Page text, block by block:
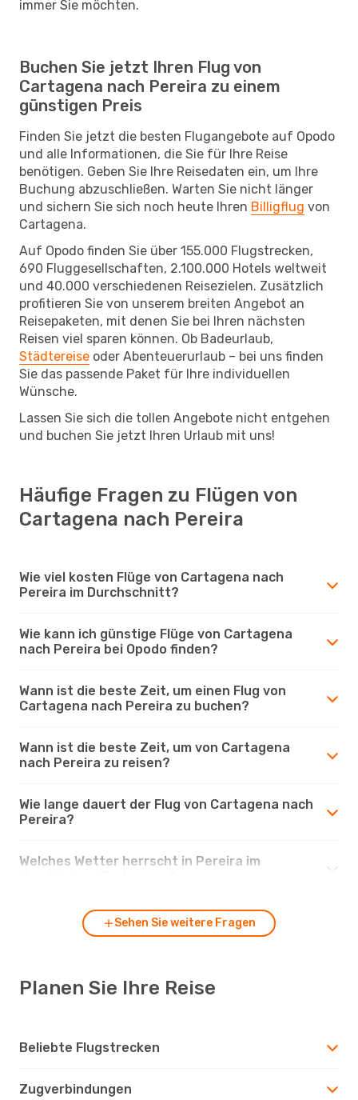
immer Sie möchten.
Buchen Sie jetzt Ihren Flug von
Cartagena nach Pereira zu einem
günstigen Preis
Finden Sie jetzt die besten Flugangebote auf Opodo
und alle Informationen, die Sie für Ihre Reise
benötigen. Geben Sie Ihre Reisedaten ein, um Ihre
Buchung abzuschließen. Warten Sie nicht länger
und sichern Sie sich noch heute Ihren Billigflug von
Cartagena.
Auf Opodo finden Sie über 155.000 Flugstrecken,
690 Fluggesellschaften, 2.100.000 Hotels weltweit
und 40.000 verschiedenen Reisezielen. Zusätzlich
profitieren Sie von unserem breiten Angebot an
Reisepaketen, mit denen Sie bei Ihren nächsten
Reisen viel sparen können. Ob Badeurlaub,
Städtereise oder Abenteuerurlaub – bei uns finden
Sie das passende Paket für Ihre individuellen
Wünsche.
Lassen Sie sich die tollen Angebote nicht entgehen
und buchen Sie jetzt Ihren Urlaub mit uns!
Häufige Fragen zu Flügen von
Cartagena nach Pereira
Wie viel kosten Flüge von Cartagena nach
Pereira im Durchschnitt?
Wie kann ich günstige Flüge von Cartagena
nach Pereira bei Opodo finden?
Wann ist die beste Zeit, um einen Flug von
Cartagena nach Pereira zu buchen?
Wann ist die beste Zeit, um von Cartagena
nach Pereira zu reisen?
Wie lange dauert der Flug von Cartagena nach
Pereira?
Welches Wetter herrscht in Pereira im
Sehen Sie weitere Fragen
Planen Sie Ihre Reise
Beliebte Flugstrecken
Zugverbindungen